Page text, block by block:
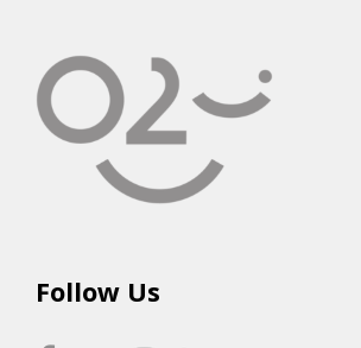
Follow Us